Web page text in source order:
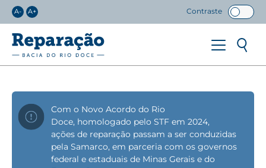
A- A+ Contraste
Com o Novo Acordo do Rio
Doce, homologado pelo STF em 2024,
ações de reparação passam a ser conduzidas
pela Samarco, em parceria com os governos
federal e estaduais de Minas Gerais e do